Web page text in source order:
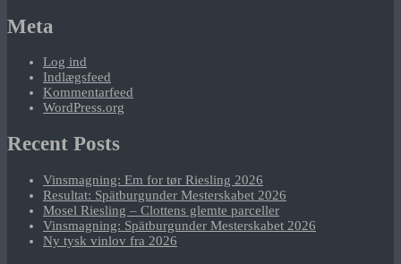
Meta
Log ind
Indlægsfeed
Kommentarfeed
WordPress.org
Recent Posts
Vinsmagning: Em for tør Riesling 2026
Resultat: Spätburgunder Mesterskabet 2026
Mosel Riesling – Clottens glemte parceller
Vinsmagning: Spätburgunder Mesterskabet 2026
Ny tysk vinlov fra 2026